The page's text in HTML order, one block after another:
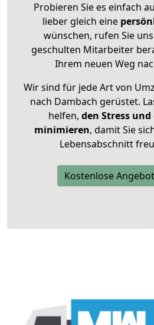
Probieren Sie es einfach
lieber gleich eine
wünschen, rufen Sie
geschulten Mitarbeiter
Ihrem neuen Weg
Wir sind für jede Art von
nach Dambach gerüstet.
helfen, den Stress
minimieren, damit Sie
Lebensabschnitt
Kostenlose